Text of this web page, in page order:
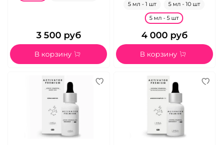
3 500 руб
В корзину
5 мл - 1 шт 5 мл - 10 шт
5 мл - 5 шт
4 000 руб
В корзину